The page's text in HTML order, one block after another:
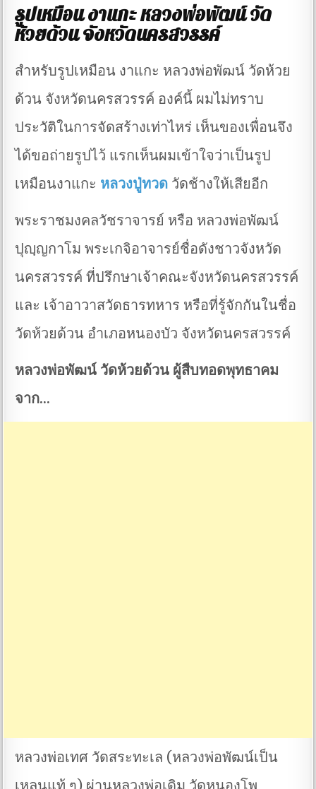
รูปเหมือน งาแกะ หลวงพ่อพัฒน์ วัด
ห้วยด้วน จังหวัดนครสวรรค์
สำหรับรูปเหมือน งาแกะ หลวงพ่อพัฒน์ วัดห้วย
ด้วน จังหวัดนครสวรรค์ องค์นี้ ผมไม่ทราบ
ประวัติในการจัดสร้างเท่าไหร่ เห็นของเพื่อนจึง
ได้ขอถ่ายรูปไว้ แรกเห็นผมเข้าใจว่าเป็นรูป
เหมือนงาแกะ หลวงปู่ทวด วัดช้างให้เสียอีก
พระราชมงคลวัชราจารย์ หรือ หลวงพ่อพัฒน์
ปุญฺญกาโม พระเกจิอาจารย์ชื่อดังชาวจังหวัด
นครสวรรค์ ที่ปรึกษาเจ้าคณะจังหวัดนครสวรรค์
และ เจ้าอาวาสวัดธารทหาร หรือที่รู้จักกันในชื่อ
วัดห้วยด้วน อำเภอหนองบัว จังหวัดนครสวรรค์
หลวงพ่อพัฒน์ วัดห้วยด้วน ผู้สืบทอดพุทธาคม
จาก…
หลวงพ่อเทศ วัดสระทะเล (หลวงพ่อพัฒน์เป็น
เหลนแท้ ๆ) ผ่านหลวงพ่อเดิม วัดหนองโพ